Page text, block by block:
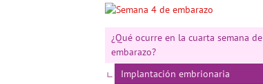
¿Qué ocurre en la cuarta semana de
embarazo?
Implantación embrionaria